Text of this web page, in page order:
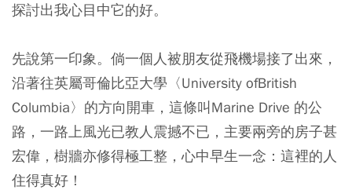
探討出我心目中它的好。
先說第一印象。倘一個人被朋友從飛機場接了出來，
沿著往英屬哥倫比亞大學〈University ofBritish
Columbia〉的方向開車，這條叫Marine Drive 的公
路，一路上風光已教人震撼不已，主要兩旁的房子甚
宏偉，樹牆亦修得極工整，心中早生一念：這裡的人
住得真好！